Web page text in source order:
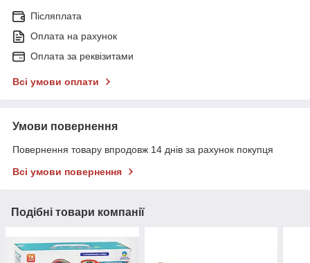
Післяплата
Оплата на рахунок
Оплата за реквізитами
Всі умови оплати
Умови повернення
Повернення товару впродовж 14 днів за рахунок покупця
Всі умови повернення
Подібні товари компанії